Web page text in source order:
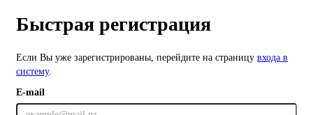
Быстрая регистрация
Если Вы уже зарегистрированы, перейдите на страницу входа в
систему.
E-mail